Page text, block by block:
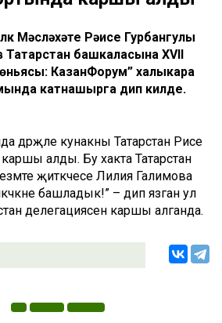
Мәсләхәте Рәисе Гурбангулы
башкаласына XVII
КазанФорум” халыкара
катнашырга дип килде.
дәрәҗәле кунакны Татарстан Рәисе
алды. Бу хакта Татарстан
җитәкчесе Лилия Галимова
башладык!” – дип язган ул
делегациясен каршы алганда.